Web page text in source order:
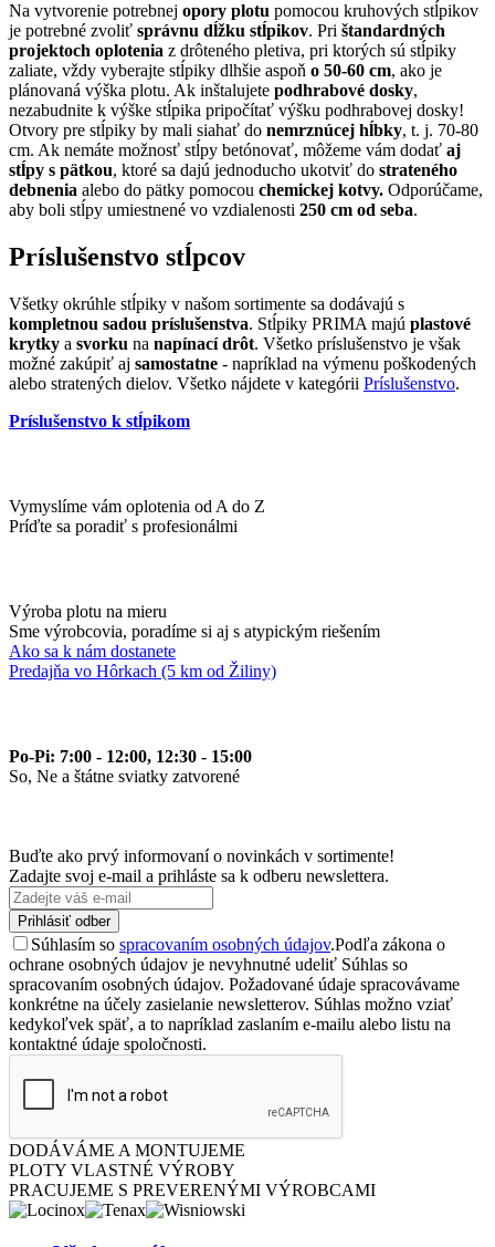
Na vytvorenie potrebnej opory plotu pomocou kruhových stĺpikov
je potrebné zvoliť správnu dĺžku stĺpikov. Pri štandardných
projektoch oplotenia z drôteného pletiva, pri ktorých sú stĺpiky
zaliate, vždy vyberajte stĺpiky dlhšie aspoň o 50-60 cm, ako je
plánovaná výška plotu. Ak inštalujete podhrabové dosky,
nezabudnite k výške stĺpika pripočítať výšku podhrabovej dosky!
Otvory pre stĺpiky by mali siahať do nemrznúcej hĺbky, t. j. 70-80
cm. Ak nemáte možnosť stĺpy betónovať, môžeme vám dodať aj
stĺpy s pätkou, ktoré sa dajú jednoducho ukotviť do strateného
debnenia alebo do pätky pomocou chemickej kotvy. Odporúčame,
aby boli stĺpy umiestnené vo vzdialenosti 250 cm od seba.
Príslušenstvo stĺpcov
Všetky okrúhle stĺpiky v našom sortimente sa dodávajú s
kompletnou sadou príslušenstva. Stĺpiky PRIMA majú plastové
krytky a svorku na napínací drôt. Všetko príslušenstvo je však
možné zakúpiť aj samostatne - napríklad na výmenu poškodených
alebo stratených dielov. Všetko nájdete v kategórii Príslušenstvo.
Príslušenstvo k stĺpikom
Vymyslíme vám oplotenia od A do Z
Príďte sa poradiť s profesionálmi
Výroba plotu na mieru
Sme výrobcovia, poradíme si aj s atypickým riešením
Ako sa k nám dostanete
Predajňa vo Hôrkach (5 km od Žiliny)
Po-Pi: 7:00 - 12:00, 12:30 - 15:00
So, Ne a štátne sviatky zatvorené
Buďte ako prvý informovaní o novinkách v sortimente!
Zadajte svoj e-mail a prihláste sa k odberu newslettera.
Prihlásiť odber
Súhlasím so spracovaním osobných údajov.Podľa zákona o
ochrane osobných údajov je nevyhnutné udeliť Súhlas so
spracovaním osobných údajov. Požadované údaje spracovávame
konkrétne na účely zasielanie newsletterov. Súhlas možno vziať
kedykoľvek späť, a to napríklad zaslaním e-mailu alebo listu na
kontaktné údaje spoločnosti.
DODÁVÁME A MONTUJEME
PLOTY VLASTNÉ VÝROBY
PRACUJEME S PREVERENÝMI VÝROBCAMI